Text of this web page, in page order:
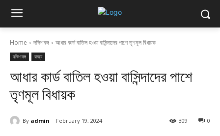
Home দক্ষিণবঙ্গ আধার কার্ড বাতিল হওয়া বাসিন্দাদের পাশে তৃণমূল বিধায়ক
দক্ষিণবঙ্গ রাজ্য
আধার কার্ড বাতিল হওয়া বাসিন্দাদের পাশে
তৃণমূল বিধায়ক
By admin February 19, 2024 0
309